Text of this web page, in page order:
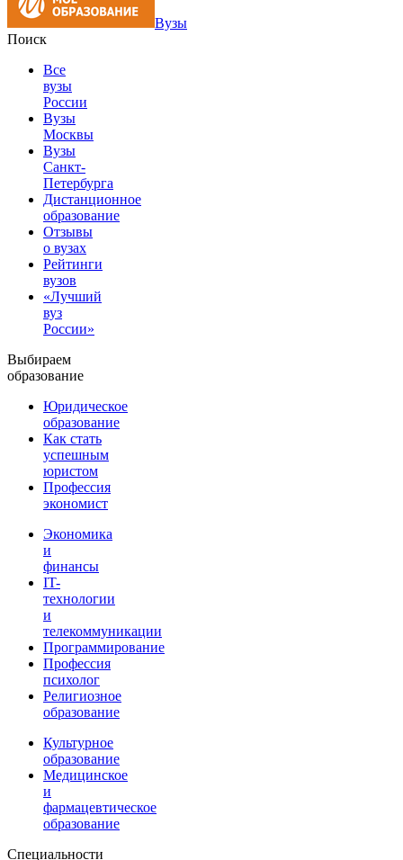
Вузы
Поиск
Все
вузы
России
Вузы
Москвы
Вузы
Санкт-
Петербурга
Дистанционное
образование
Отзывы
о вузах
Рейтинги
вузов
«Лучший
вуз
России»
Выбираем
образование
Юридическое
образование
Как стать
успешным
юристом
Профессия
экономист
Экономика
и
финансы
IT-
технологии
и
телекоммуникации
Программирование
Профессия
психолог
Религиозное
образование
Культурное
образование
Медицинское
и
фармацевтическое
образование
Специальности